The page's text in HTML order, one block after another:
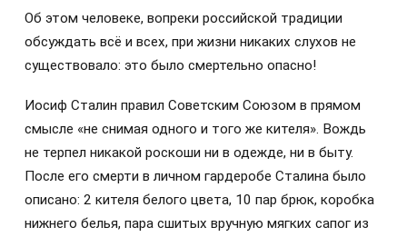
Об этом человеке, вопреки российской традиции
обсуждать всё и всех, при жизни никаких слухов не
существовало: это было смертельно опасно!
Иосиф Сталин правил Советским Союзом в прямом
смысле «не снимая одного и того же кителя». Вождь
не терпел никакой роскоши ни в одежде, ни в быту.
После его смерти в личном гардеробе Сталина было
описано: 2 кителя белого цвета, 10 пар брюк, коробка
нижнего белья, пара сшитых вручную мягких сапог из